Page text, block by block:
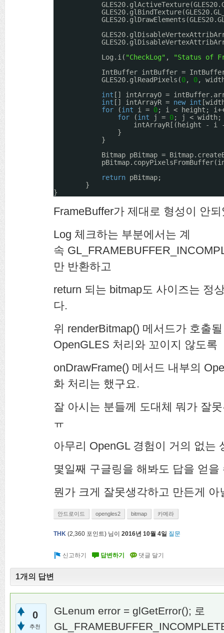
Log.i( "CheckLog" ,
"Status of
IntBuffer intBuffer =
GLES20.glReadPixels(0, 0,
int [] intArrayO =
int [] intArrayR = new int
for
(int i = 0; i < height;
for
(int j = 0; j <
intArrayR[(height -
}
}
Bitmap pBitmap =
return pBitmap;
}
}
FrameBuffer가 제대로 형성이 안
Log 체크하는 부분에서는 계
속
만 반환하고
return 되는 bitmap도 사이즈는 정
다.
위 renderBitmap() 메서드가 호출
OpenGLES 처리와 꼬이지 않도록
onDrawFrame() 메서드 내부의
화 처리는 했구요.
잘 아시는 분들께 도대체 뭐가 잘
ㅠ
아무리 OpenGL 경험이 거의 없는
몇일째 구글링을 해봐도 답을 얻을
뭔가 크게 잘못생각하고 만든게
안드로이드 opengles2 bitmap 카메라
THK (2,360 포인트) 님이 2016년 10월 4일 질문
1개의 답변
0
추천
GLenum error = glGetError(); 로